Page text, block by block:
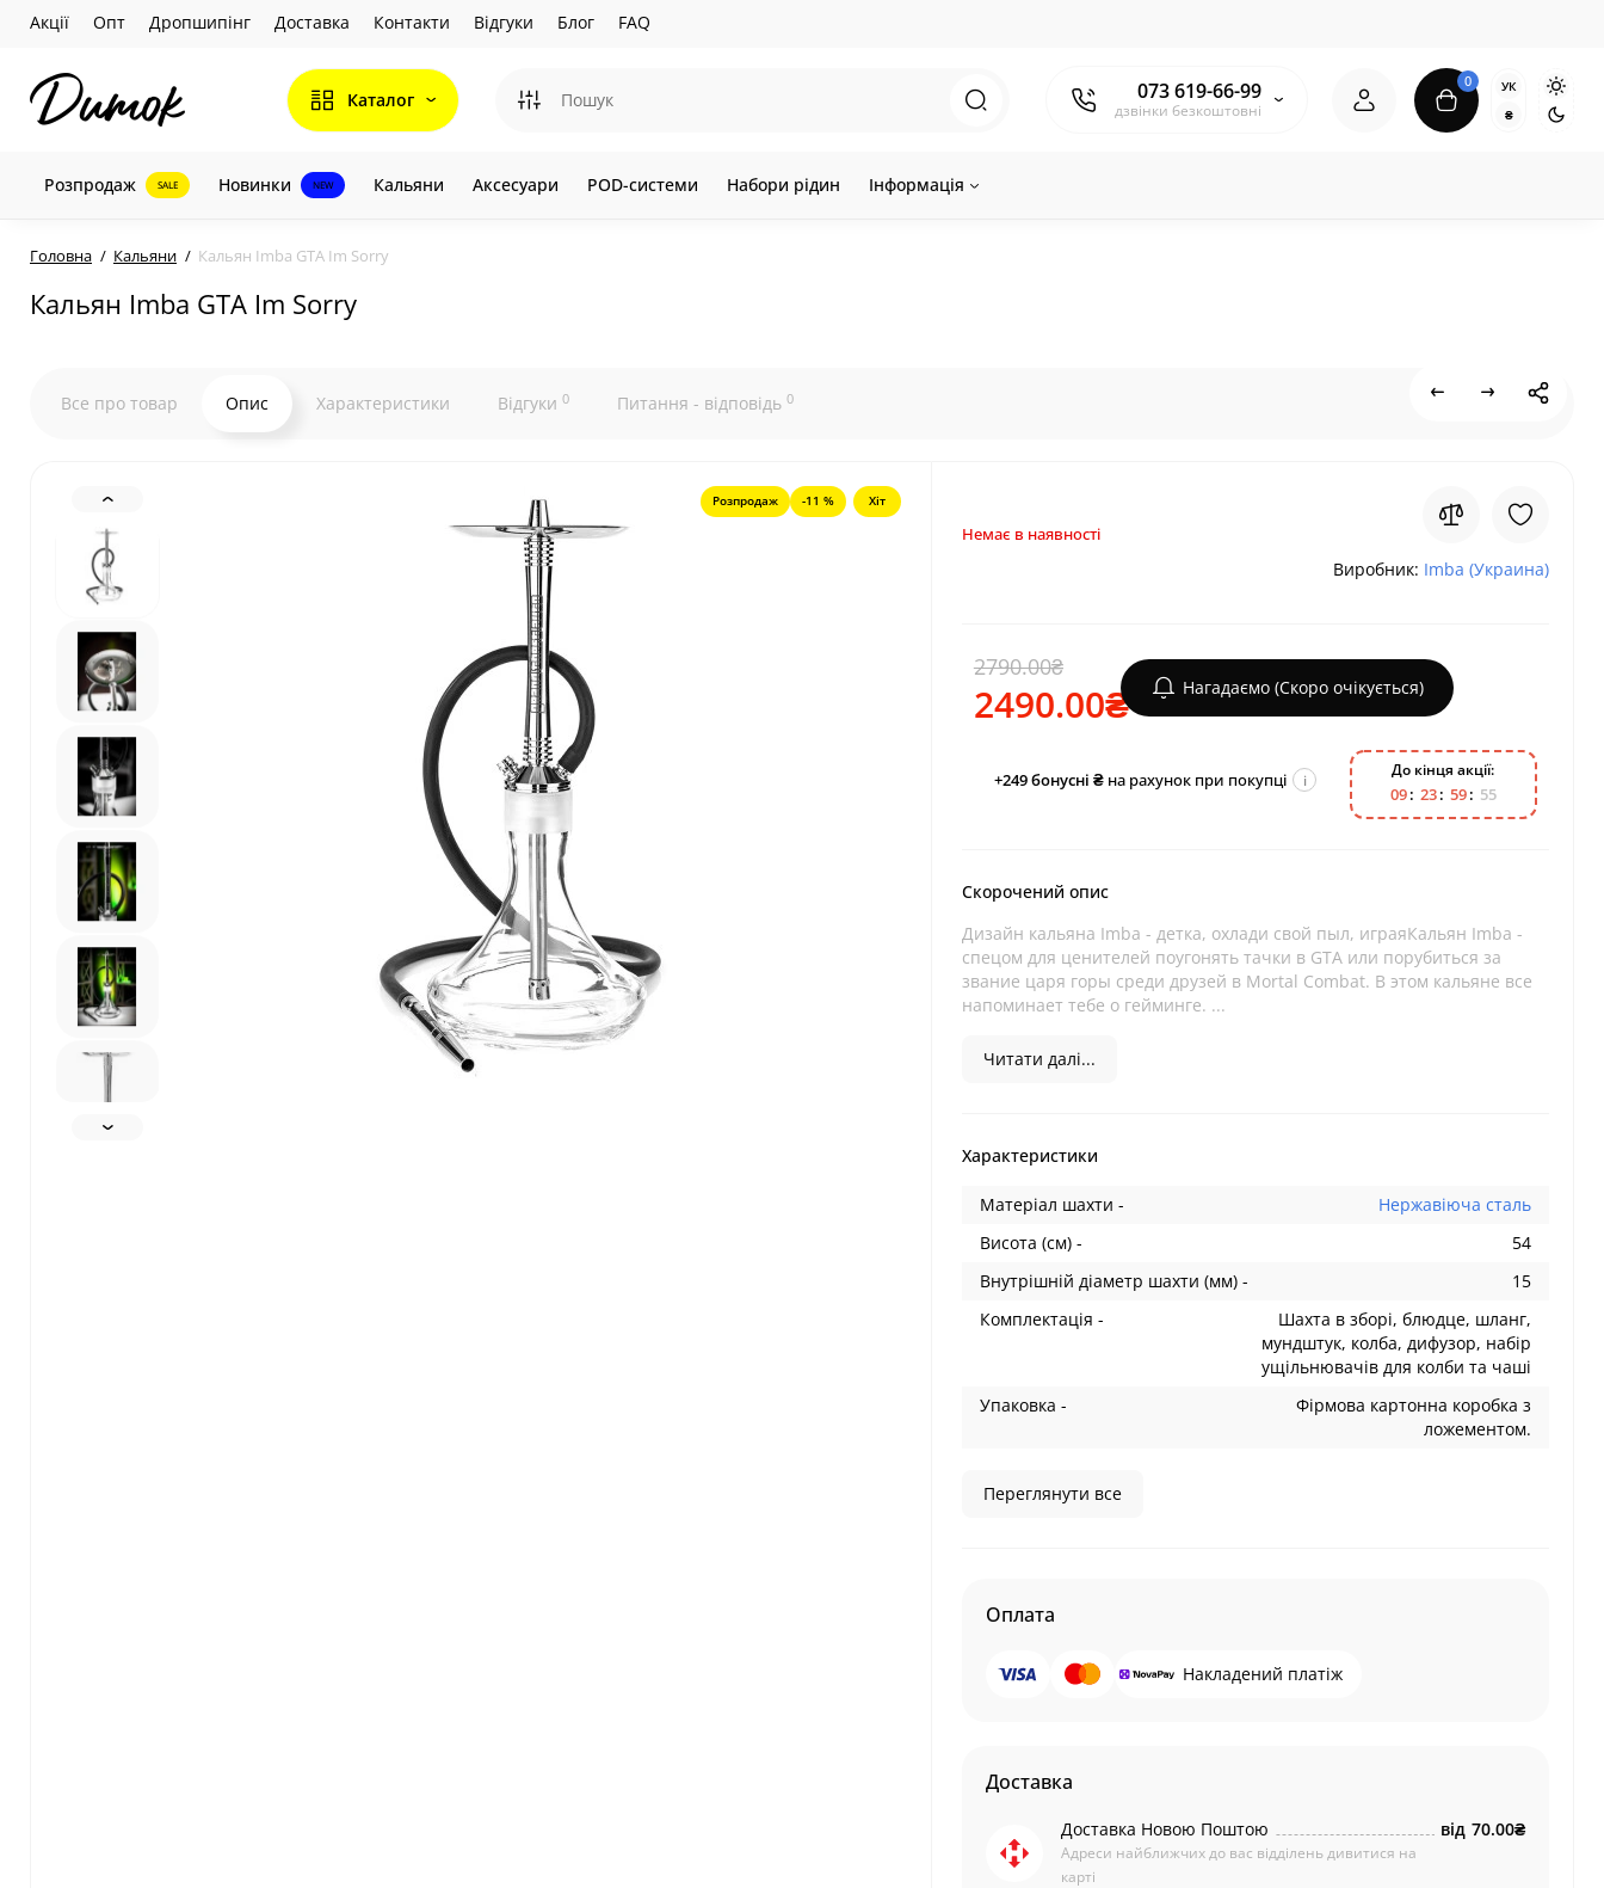
Акції Опт Дропшипінг Доставка Контакти Відгуки Блог FAQ
Каталог 073 619-66-99
дзвінки безкоштовні
0
УК
₴
Розпродаж SALE Новинки NEW Кальяни Аксесуари POD-системи Набори рідин Інформація
Головна Кальяни Кальян Imba GTA Im Sorry
Кальян Imba GTA Im Sorry
Все про товар Опис Характеристики Відгуки 0 Питання - відповідь 0
Розпродаж -11 % Хіт
Немає в наявності
Виробник: Imba (Украина)
2790.00₴
2490.00₴ Нагадаємо (Скоро очікується)
+249бонусні ₴ на рахунок при покупці i
До кінця акції:
09 23 59 54
Скорочений опис
Дизайн кальяна Imba - детка, охлади свой пыл, играяКальян Imba -
спецом для ценителей поугонять тачки в GTA или порубиться за
звание царя горы среди друзей в Mortal Combat. В этом кальяне все
напоминает тебе о гейминге. ...
Читати далі...
Характеристики
Матеріал шахти -
Нержавіюча сталь
Висота (см) -
54
Внутрішній діаметр шахти (мм) -
15
Комплектація -
Шахта в зборі, блюдце, шланг,
мундштук, колба, дифузор, набір
ущільнювачів для колби та чаші
Упаковка -
Фірмова картонна коробка з
ложементом.
Переглянути все
Оплата
Накладений платіж
Доставка
Доставка Новою Поштою
Адреси найближчих до вас відділень дивитися на
карті
від 70.00₴